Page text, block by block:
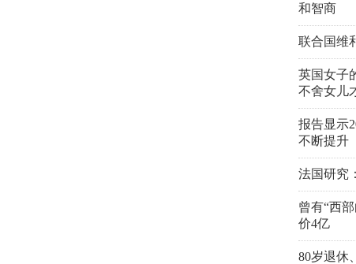
和智商
联合国维
英国女子
不舍女儿
报告显示
不断提升
法国研究
曾有“西
价4亿
80岁退休